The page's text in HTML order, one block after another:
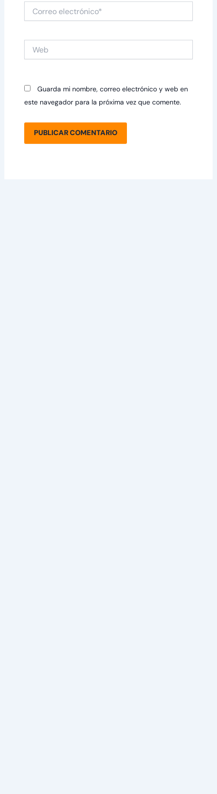
electrónico*
Guarda mi nombre, correo electrónico y web en
este navegador para la próxima vez que comente.